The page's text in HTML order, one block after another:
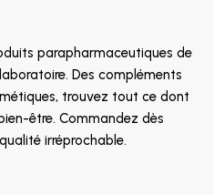
parapharmaceutiques de
Des compléments
trouvez tout ce dont
être. Commandez dès
irréprochable.